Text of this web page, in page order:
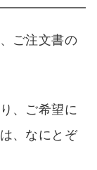
ご注文書の
、ご希望に
、なにとぞ